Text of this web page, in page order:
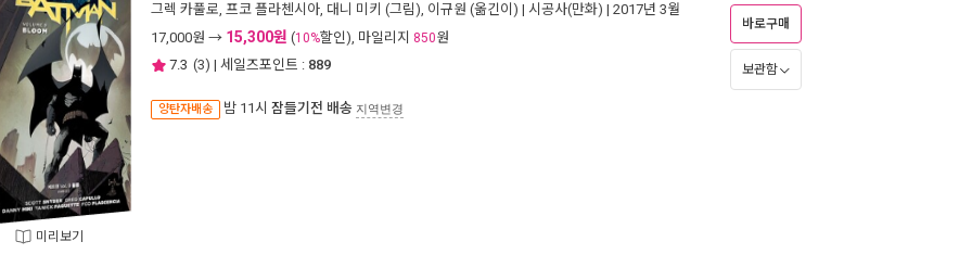
미리보기
그렉 카풀로, 프코 플라첸시아, 대니 미키 (그림), 이규원 (옮긴이) | 시공사(만화) | 2017년 3월
17,000원 → 15,300원 (10%할인), 마일리지 850원
7.3 (3) | 세일즈포인트 : 889
양탄자배송 밤 11시 잠들기전 배송 지역변경
바로구매
보관함